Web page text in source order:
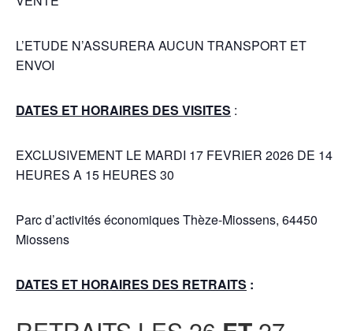
L’ETUDE N’ASSURERA AUCUN TRANSPORT ET
ENVOI
DATES ET HORAIRES DES VISITES :
EXCLUSIVEMENT LE MARDI 17 FEVRIER 2026 DE 14
HEURES A 15 HEURES 30
Parc d’activités économiques Thèze-Miossens, 64450
Miossens
DATES ET HORAIRES DES RETRAITS :